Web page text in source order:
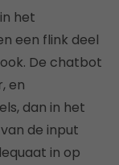
het
een flink deel
De chatbot
en
dan in het
de input
in op